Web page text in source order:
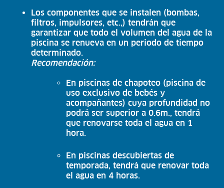
Los componentes que se instalen (bombas,
filtros, impulsores, etc.,) tendrán que
garantizar que todo el volumen del agua de la
piscina se renueva en un periodo de tiempo
determinado.
Recomendación:
En piscinas de chapoteo (piscina de
uso exclusivo de bebés y
acompañantes) cuya profundidad no
podrá ser superior a 0.6m., tendrá
que renovarse toda el agua en 1
hora.
En piscinas descubiertas de
temporada, tendrá que renovar toda
el agua en 4 horas.